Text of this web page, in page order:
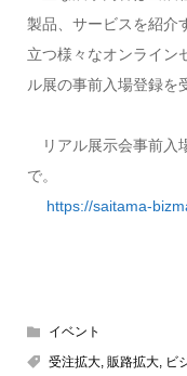
製品、サービスを紹介
立つ様々なオンライン
ル展の事前入場登録を
リアル展示会事前入
で。
https://saitama-
イベント
受注拡大, 販路拡大, ビ